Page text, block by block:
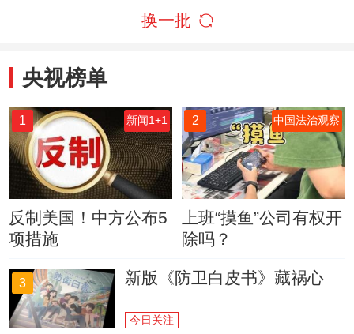
换一批
央视榜单
1 新闻1+1
反制美国！中方公布5
项措施
2 中国法治观察
上班“摸鱼”公司有权开
除吗？
3 新版《防卫白皮书》藏祸心
今日关注